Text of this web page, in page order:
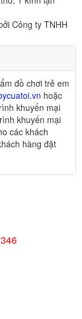
Công ty TNHH
đồ chơi trẻ em
hoặc
khuyến mại
khuyến mại
các khách
hàng đặt